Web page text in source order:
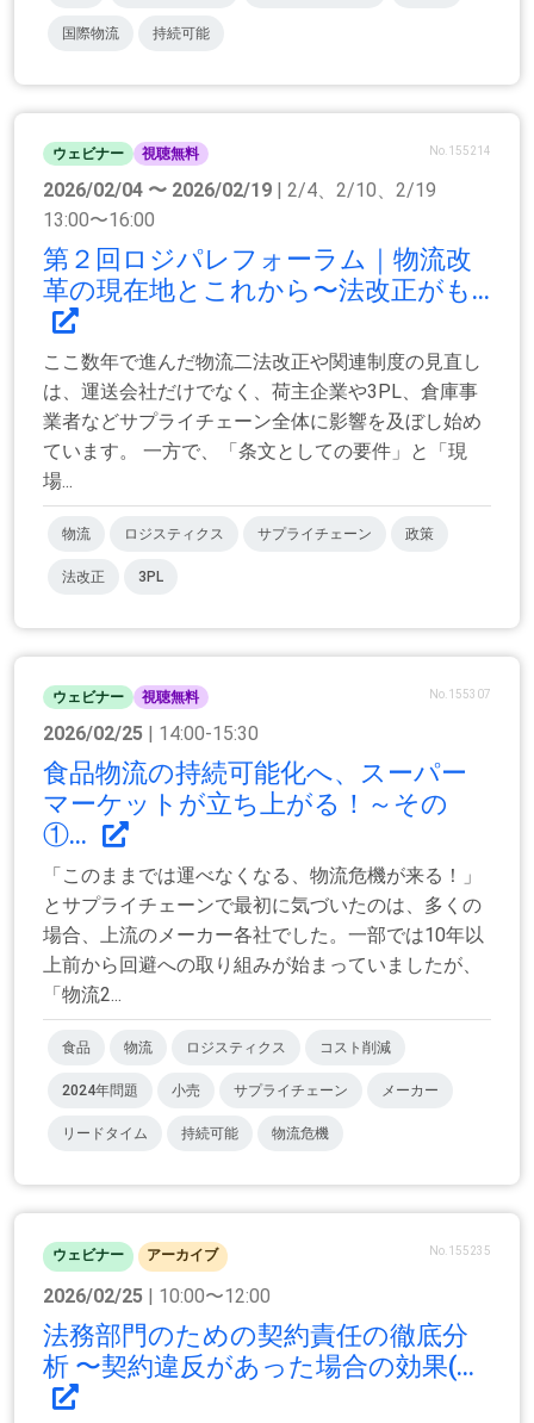
国際物流 持続可能
ウェビナー 視聴無料 No.155214
2026/02/04 〜 2026/02/19 | 2/4、2/10、2/19
13:00〜16:00
第２回ロジパレフォーラム｜物流改
革の現在地とこれから〜法改正がも...
ここ数年で進んだ物流二法改正や関連制度の見直し
は、運送会社だけでなく、荷主企業や3PL、倉庫事
業者などサプライチェーン全体に影響を及ぼし始め
ています。 一方で、「条文としての要件」と「現
場...
物流 ロジスティクス サプライチェーン 政策
法改正 3PL
ウェビナー 視聴無料 No.155307
2026/02/25 | 14:00-15:30
食品物流の持続可能化へ、スーパー
マーケットが立ち上がる！～その
①...
「このままでは運べなくなる、物流危機が来る！」
とサプライチェーンで最初に気づいたのは、多くの
場合、上流のメーカー各社でした。一部では10年以
上前から回避への取り組みが始まっていましたが、
「物流2...
食品 物流 ロジスティクス コスト削減
2024年問題 小売 サプライチェーン メーカー
リードタイム 持続可能 物流危機
ウェビナー アーカイブ No.155235
2026/02/25 | 10:00〜12:00
法務部門のための契約責任の徹底分
析 〜契約違反があった場合の効果(...